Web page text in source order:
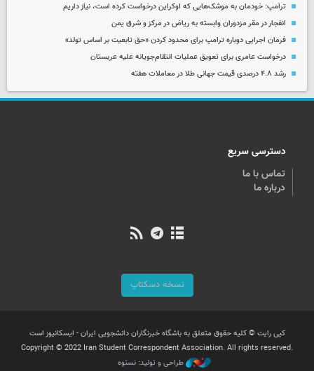
ترامپ: خودمان به موشک‌هایی که اوکراین درخواست کرده است، نیاز داریم
انفجار در مقر مزدوران وابسته به ریاض در مرکز و شرق یمن
فرمان اجرایی دوباره ترامپ برای محدود کردن «حق تابعیت بر اساس تولد»
درخواست عامری برای تعویق عملیات انتقام‌جویانه علیه عربستان
رشد ۴.۸ درصدی قیمت جهانی طلا در معاملات هفته
دسترسی سریع
تماس با ما
درباره ما
نسخه دسکتاپ
کپی رایت © کلیه حقوق متعلق به باشگاه خبرنگاران دانشجویی ایران - ایسکانیوز است
Copyright © 2022 Iran Student Correspondent Association. All rights reserved.
طراحی و تولید: نستوه